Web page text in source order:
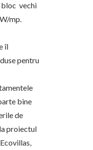
bloc vechi
mp.
îl
pentru
bine
de
proiectul